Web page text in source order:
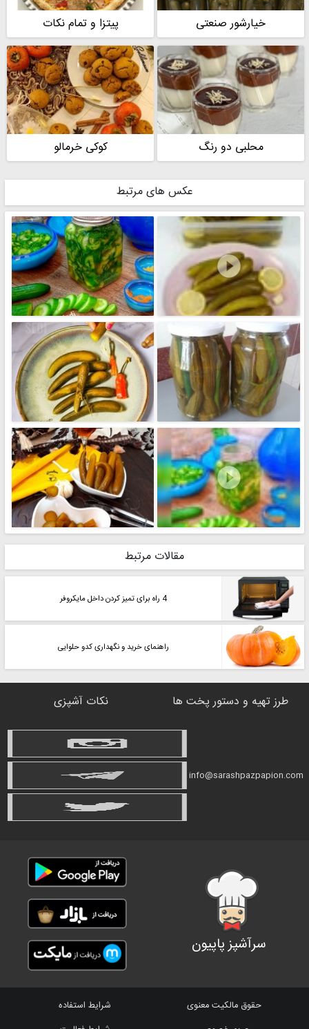
خیارشور صنعتی پیتزا و تمام نکات
محلبی دو رنگ کوکی خرمالو
عکس های مرتبط


مقالات مرتبط
4 راه برای تمیز کردن داخل مایکروفر
راهنمای خرید و نگهداری کدو حلوایی
طرز تهیه و دستور پخت ها نکات آشپزی
info@sarashpazpapion.com
سرآشپز پاپیون
حقوق مالکیت معنوی
شرایط استفاده